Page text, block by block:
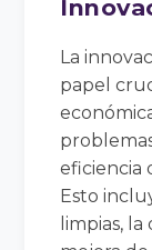
La
papel
eficiencia
Esto
limpias,